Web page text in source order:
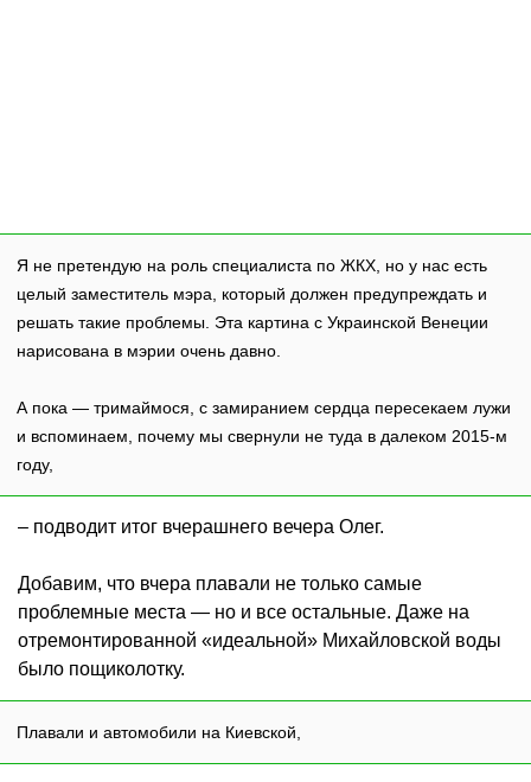
Я не претендую на роль специалиста по ЖКХ, но у нас есть
целый заместитель мэра, который должен предупреждать и
решать такие проблемы. Эта картина с Украинской Венеции
нарисована в мэрии очень давно.
А пока — тримаймося, с замиранием сердца пересекаем лужи
и вспоминаем, почему мы свернули не туда в далеком 2015-м
году,
– подводит итог вчерашнего вечера Олег.
Добавим, что вчера плавали не только самые
проблемные места — но и все остальные. Даже на
отремонтированной «идеальной» Михайловской воды
было пощиколотку.
Плавали и автомобили на Киевской,